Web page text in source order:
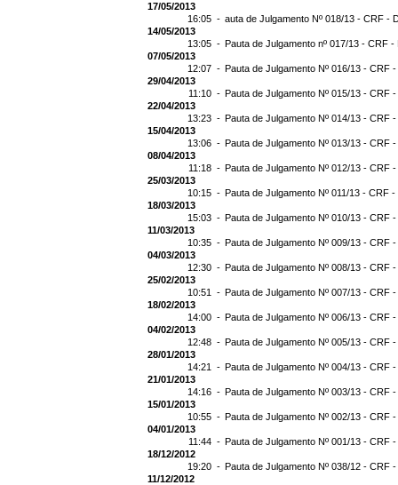
17/05/2013
16:05 - auta de Julgamento Nº 018/13 - CRF -
14/05/2013
13:05 - Pauta de Julgamento nº 017/13 - CRF -
07/05/2013
12:07 - Pauta de Julgamento Nº 016/13 - CRF
29/04/2013
11:10 - Pauta de Julgamento Nº 015/13 - CRF
22/04/2013
13:23 - Pauta de Julgamento Nº 014/13 - CRF
15/04/2013
13:06 - Pauta de Julgamento Nº 013/13 - CRF
08/04/2013
11:18 - Pauta de Julgamento Nº 012/13 - CRF
25/03/2013
10:15 - Pauta de Julgamento Nº 011/13 - CRF
18/03/2013
15:03 - Pauta de Julgamento Nº 010/13 - CRF
11/03/2013
10:35 - Pauta de Julgamento Nº 009/13 - CRF
04/03/2013
12:30 - Pauta de Julgamento Nº 008/13 - CRF
25/02/2013
10:51 - Pauta de Julgamento Nº 007/13 - CRF
18/02/2013
14:00 - Pauta de Julgamento Nº 006/13 - CRF
04/02/2013
12:48 - Pauta de Julgamento Nº 005/13 - CRF
28/01/2013
14:21 - Pauta de Julgamento Nº 004/13 - CRF
21/01/2013
14:16 - Pauta de Julgamento Nº 003/13 - CRF
15/01/2013
10:55 - Pauta de Julgamento Nº 002/13 - CRF
04/01/2013
11:44 - Pauta de Julgamento Nº 001/13 - CRF
18/12/2012
19:20 - Pauta de Julgamento Nº 038/12 - CRF
11/12/2012